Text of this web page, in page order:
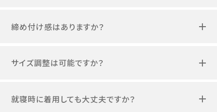
締め付け感はありますか？
サイズ調整は可能ですか？
就寝時に着用しても大丈夫ですか？